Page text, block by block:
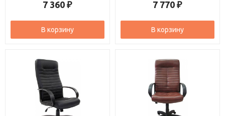
7 360 ₽
В корзину
7 770 ₽
В корзину